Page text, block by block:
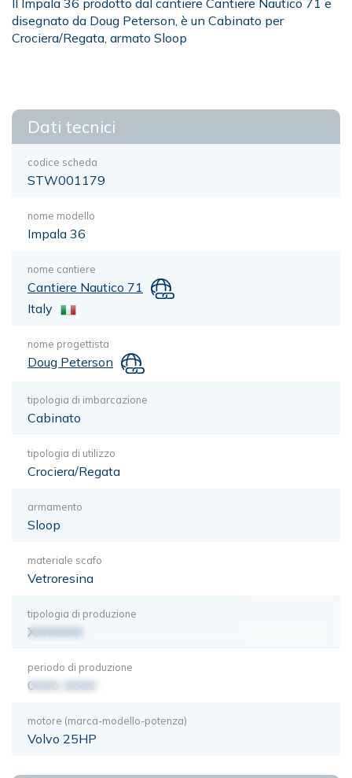
Il Impala 36 prodotto dal cantiere Cantiere Nautico 71 e
disegnato da Doug Peterson, è un Cabinato per
Crociera/Regata, armato Sloop
Dati tecnici
codice scheda
STW001179
nome modello
Impala 36
nome cantiere
Cantiere Nautico 71
Italy
nome progettista
Doug Peterson
tipologia di imbarcazione
Cabinato
tipologia di utilizzo
Crociera/Regata
armamento
Sloop
materiale scafo
Vetroresina
tipologia di produzione
XXXXXXX
periodo di produzione
0000-0000
motore (marca-modello-potenza)
Volvo 25HP